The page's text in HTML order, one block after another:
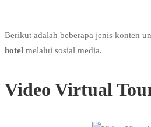
Berikut adalah beberapa jenis konten
hotel melalui sosial media.
Video Virtual